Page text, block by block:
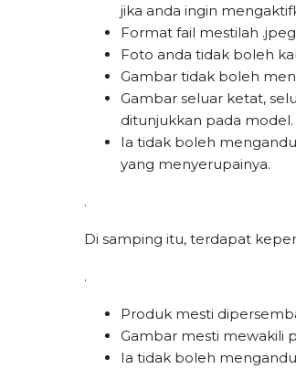
jika anda ingin
Format fail mestilah
Foto anda tidak boleh
Gambar tidak boleh
Gambar seluar ketat,
ditunjukkan pada model.
Ia tidak boleh
yang menyerupainya.
.
Di samping itu, terdapat
.
Produk mesti
Gambar mesti mewakili
Ia tidak boleh